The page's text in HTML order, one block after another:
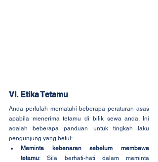
VI. Etika Tetamu
Anda perlulah mematuhi beberapa peraturan asas
apabila menerima tetamu di bilik sewa anda. Ini
adalah beberapa panduan untuk tingkah laku
pengunjung yang betul:
Meminta kebenaran sebelum membawa
tetamu: Sila berhati-hati dalam meminta